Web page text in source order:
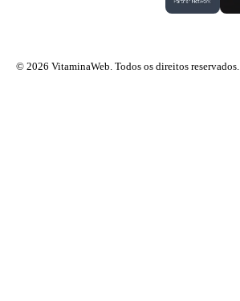
© 2026 VitaminaWeb. Todos os direitos reservados.